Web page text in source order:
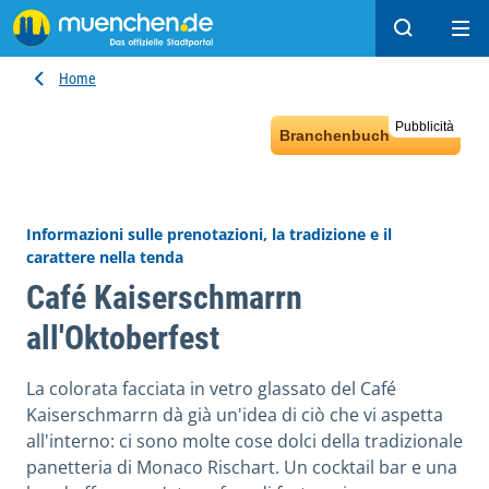
Cerca
Home
Pubblicità
Branchenbuch
Informazioni sulle prenotazioni, la tradizione e il
carattere nella tenda
Café Kaiserschmarrn
all'Oktoberfest
La colorata facciata in vetro glassato del Café
Kaiserschmarrn dà già un'idea di ciò che vi aspetta
all'interno: ci sono molte cose dolci della tradizionale
panetteria di Monaco Rischart. Un cocktail bar e una